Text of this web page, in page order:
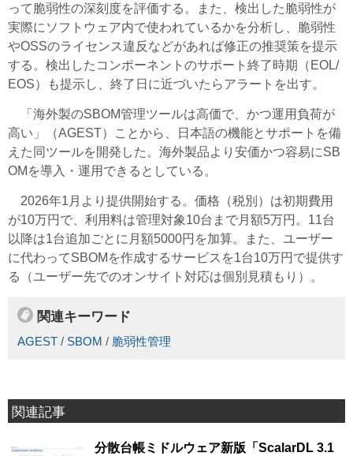
って脆弱性の深刻度を評価する。また、検出した脆弱性が
実際にソフトウェア内で使われているかを分析し、脆弱性
やOSSのライセンス違反などがあれば修正の推奨策を提示
する。検出したコンポーネントのサポート終了時期（EOL/
EOS）も提示し、終了日に近づいたらアラートを出す。
「海外製のSBOM管理ツールは高価で、かつ運用負荷が
高い」（AGEST）ことから、日本語の機能とサポートを備
えた同ツールを開発した。海外製品より安価かつ容易にSB
OMを導入・運用できるとしている。
2026年1月より提供開始する。価格（税別）は初期費用
が10万円で、利用料は管理対象10台まで月額5万円。11台
以降は1台追加ごとに月額5000円を加算。また、ユーザー
に代わってSBOMを作成するサービスを1台10万円で提供す
る（ユーザー先でのオンサイト対応は個別見積もり）。
関連キーワード
AGEST / SBOM / 脆弱性管理
関連記事
分散台帳ミドルウェア新版「ScalarDL 3.1